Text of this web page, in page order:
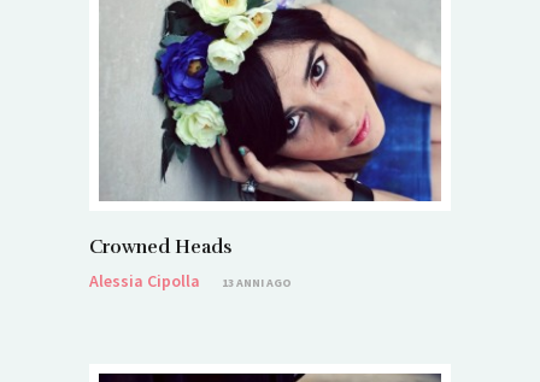
Crowned Heads
Alessia Cipolla
13 ANNI AGO